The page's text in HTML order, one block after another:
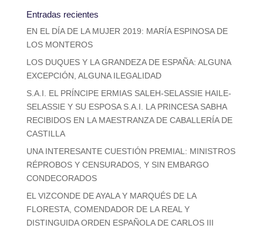
Entradas recientes
EN EL DÍA DE LA MUJER 2019: MARÍA ESPINOSA DE
LOS MONTEROS
LOS DUQUES Y LA GRANDEZA DE ESPAÑA: ALGUNA
EXCEPCIÓN, ALGUNA ILEGALIDAD
S.A.I. EL PRÍNCIPE ERMIAS SALEH-SELASSIE HAILE-
SELASSIE Y SU ESPOSA S.A.I. LA PRINCESA SABHA
RECIBIDOS EN LA MAESTRANZA DE CABALLERÍA DE
CASTILLA
UNA INTERESANTE CUESTIÓN PREMIAL: MINISTROS
RÉPROBOS Y CENSURADOS, Y SIN EMBARGO
CONDECORADOS
EL VIZCONDE DE AYALA Y MARQUÉS DE LA
FLORESTA, COMENDADOR DE LA REAL Y
DISTINGUIDA ORDEN ESPAÑOLA DE CARLOS III